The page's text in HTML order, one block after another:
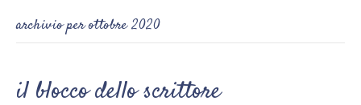
archivio per ottobre 2020
il blocco dello scrittore